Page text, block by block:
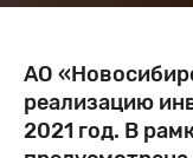
АО
реализацию
2021 год. В